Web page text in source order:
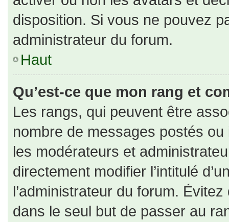
disposition. Si vous ne pouvez
administrateur du forum.
Haut
Qu’est-ce que mon rang et
Les rangs, qui peuvent être
nombre de messages postés
les modérateurs et
directement modifier l’intitulé
l’administrateur du forum.
dans le seul but de passer au